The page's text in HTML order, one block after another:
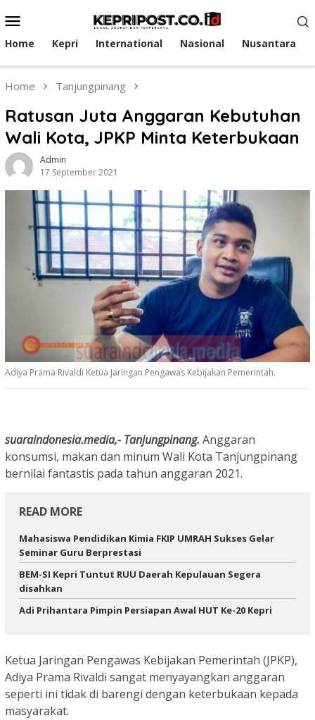
to
contentMenu
Home Kepri International Nasional Nusantara
Home Tanjungpinang
Ratusan Juta Anggaran Kebutuhan
Wali Kota, JPKP Minta Keterbukaan
Admin
17 September 2021
Adiya Prama Rivaldi Ketua Jaringan Pengawas Kebijakan Pemerintah.
suaraindonesia.media,- Tanjungpinang. Anggaran
konsumsi, makan dan minum Wali Kota Tanjungpinang
bernilai fantastis pada tahun anggaran 2021.
READ MORE
Mahasiswa Pendidikan Kimia FKIP UMRAH Sukses Gelar
Seminar Guru Berprestasi
BEM-SI Kepri Tuntut RUU Daerah Kepulauan Segera
disahkan
Adi Prihantara Pimpin Persiapan Awal HUT Ke-20 Kepri
Ketua Jaringan Pengawas Kebijakan Pemerintah (JPKP),
Adiya Prama Rivaldi sangat menyayangkan anggaran
seperti ini tidak di barengi dengan keterbukaan kepada
masyarakat.